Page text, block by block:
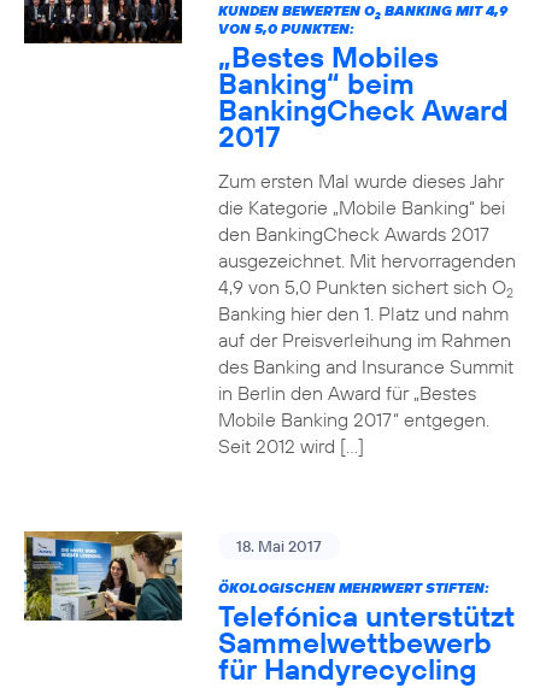
KUNDEN BEWERTEN O2BANKING MIT 4,9
VON 5,0 PUNKTEN:
„Bestes Mobiles
Banking“ beim
BankingCheck Award
2017
Zum ersten Mal wurde dieses Jahr
die Kategorie „Mobile Banking“ bei
den BankingCheck Awards 2017
ausgezeichnet. Mit hervorragenden
4,9 von 5,0 Punkten sichert sich O2
Banking hier den 1. Platz und nahm
auf der Preisverleihung im Rahmen
des Banking and Insurance Summit
in Berlin den Award für „Bestes
Mobile Banking 2017“ entgegen.
Seit 2012 wird […]
18. Mai 2017
ÖKOLOGISCHEN MEHRWERT STIFTEN:
Telefónica unterstützt
Sammelwettbewerb
für Handyrecycling